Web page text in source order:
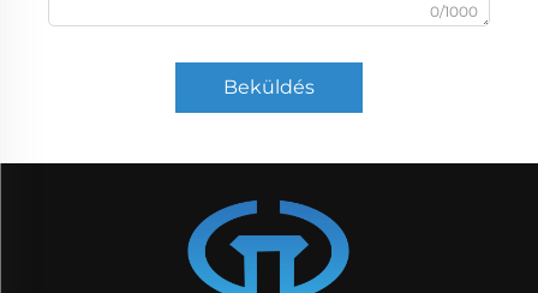
0/1000
Beküldés